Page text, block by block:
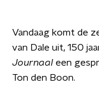
Vandaag komt de
van Dale uit, 150
Journaal een
Ton den Boon.